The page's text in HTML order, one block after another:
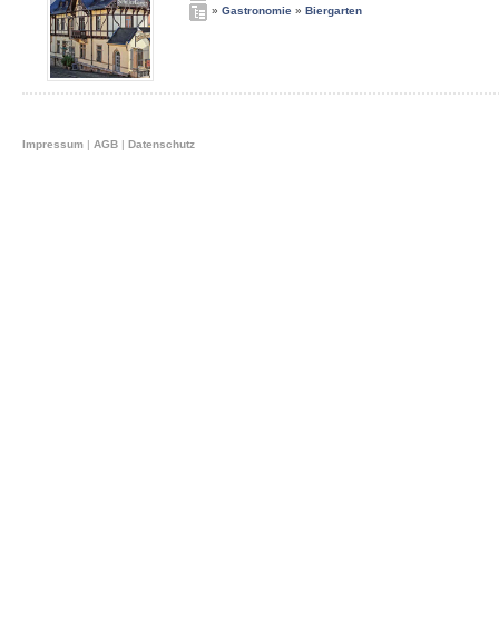
» Gastronomie » Biergarten
Impressum | AGB | Datenschutz